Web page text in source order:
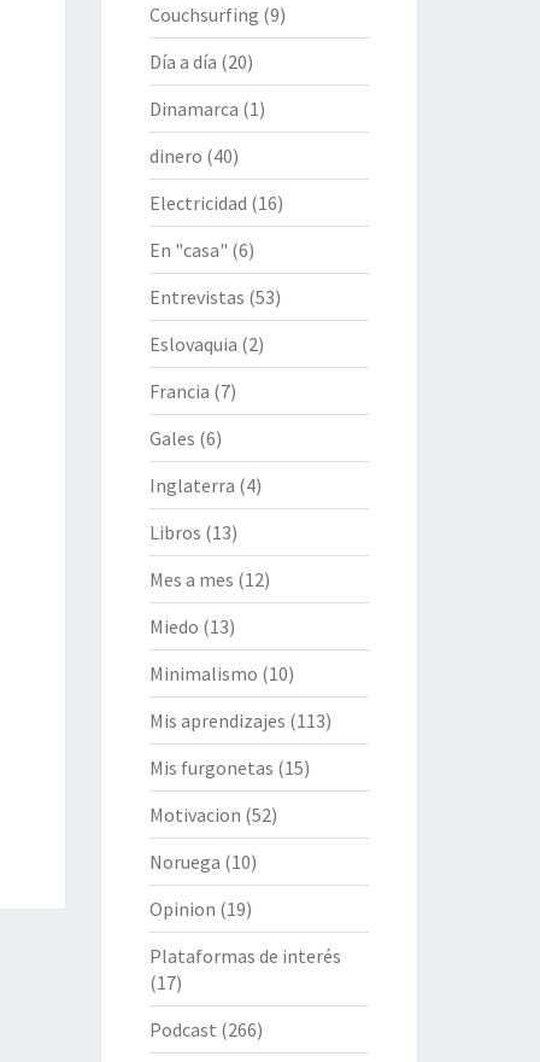
Couchsurfing (9)
Día a día (20)
Dinamarca (1)
dinero (40)
Electricidad (16)
En "casa" (6)
Entrevistas (53)
Eslovaquia (2)
Francia (7)
Gales (6)
Inglaterra (4)
Libros (13)
Mes a mes (12)
Miedo (13)
Minimalismo (10)
Mis aprendizajes (113)
Mis furgonetas (15)
Motivacion (52)
Noruega (10)
Opinion (19)
Plataformas de interés
(17)
Podcast (266)